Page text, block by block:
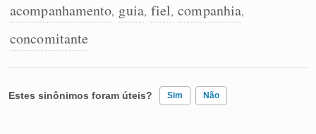
Caça-palavras
Dicionário
acompanhamento, guia, fiel, companhia,
concomitante
Estes sinônimos foram úteis? Sim Não